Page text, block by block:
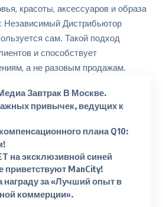
красоты, аксессуаров и образа
Независимый Дистрибьютор
сам. Такой подход
и способствует
а не разовым продажам.
Завтрак В Москве.
привычек, ведущих к
плана Q10:
на эксклюзивной синей
приветствуют ManCity!
награду за «Лучший опыт в
коммерции».